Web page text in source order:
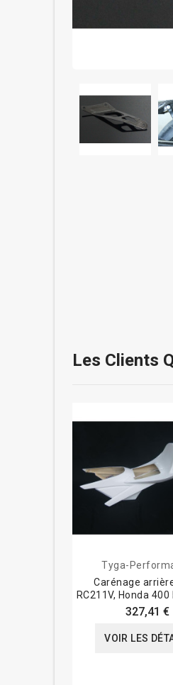
Les Clients
Tyga-
Carénage
RC211V, Honda 400
327,41 €
VOIR LES